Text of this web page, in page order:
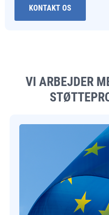
KONTAKT OS
VI ARBEJDER